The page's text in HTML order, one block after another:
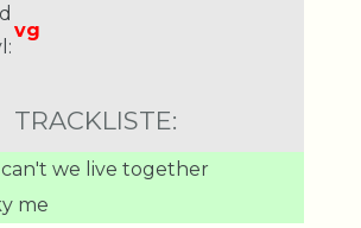
vg
TRACKLISTE:
we live together
me